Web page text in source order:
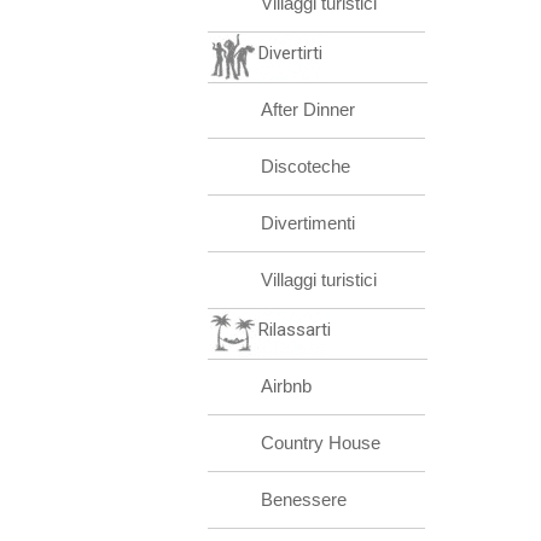
Divertirti
After Dinner
Discoteche
Divertimenti
Villaggi turistici
Rilassarti
Airbnb
Country House
Benessere